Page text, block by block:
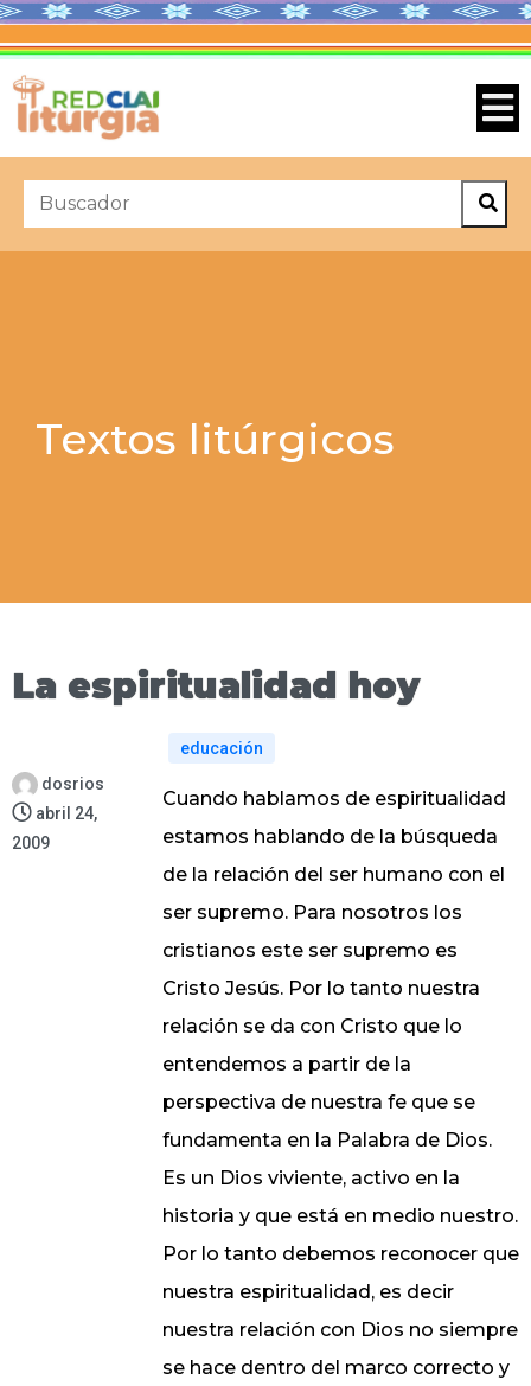
Textos litúrgicos
La espiritualidad hoy
dosrios
abril 24,
2009
educación
Cuando hablamos de espiritualidad
estamos hablando de la búsqueda
de la relación del ser humano con el
ser supremo. Para nosotros los
cristianos este ser supremo es
Cristo Jesús. Por lo tanto nuestra
relación se da con Cristo que lo
entendemos a partir de la
perspectiva de nuestra fe que se
fundamenta en la Palabra de Dios.
Es un Dios viviente, activo en la
historia y que está en medio nuestro.
Por lo tanto debemos reconocer que
nuestra espiritualidad, es decir
nuestra relación con Dios no siempre
se hace dentro del marco correcto y